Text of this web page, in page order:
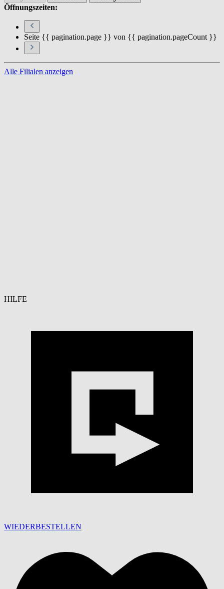
Öffnungszeiten:
Seite {{ pagination.page }} von {{ pagination.pageCount }}
Alle Filialen anzeigen
HILFE
WIEDERBESTELLEN